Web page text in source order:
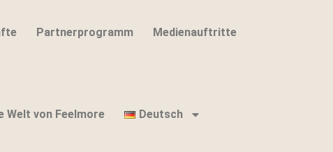
Partnerprogramm Medienauftritte
Welt von Feelmore Deutsch